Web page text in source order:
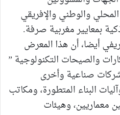
والوطني والإفريقي
بمعايير مغربية صرفة.
أيضا، أن هذا المعرض
والصيحات التكنولوجية ”
صناعية وأخرى
البناء المتطورة، ومكاتب
معماريين، وهيئات